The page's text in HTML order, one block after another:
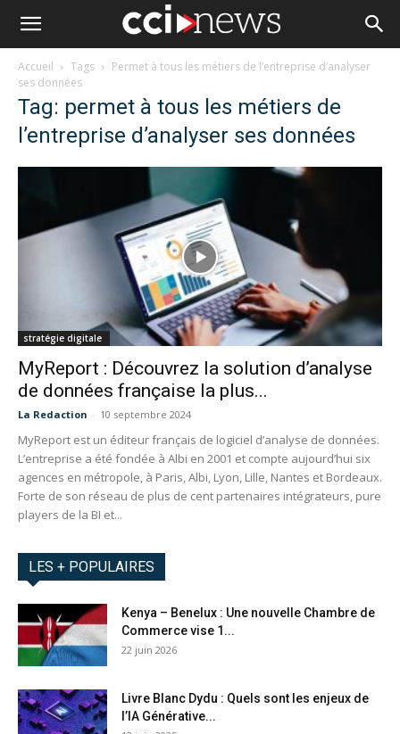
Accueil Tags
Permet à tous les métiers de l’entreprise d’analyser
ses données
Tag: permet à tous les métiers de
l’entreprise d’analyser ses données
stratégie digitale
MyReport : Découvrez la solution d’analyse
de données française la plus...
La Redaction - 10 septembre 2024
MyReport est un éditeur français de logiciel d’analyse de données.
L’entreprise a été fondée à Albi en 2001 et compte aujourd’hui six
agences en métropole, à Paris, Albi, Lyon, Lille, Nantes et Bordeaux.
Forte de son réseau de plus de cent partenaires intégrateurs, pure
players de la BI et...
LES + POPULAIRES
Kenya – Benelux : Une nouvelle Chambre de
Commerce vise 1...
22 juin 2026
Livre Blanc Dydu : Quels sont les enjeux de
l’IA Générative...